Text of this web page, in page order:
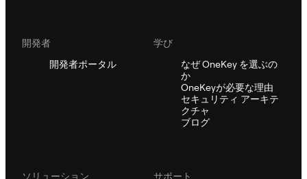
開発者
開発者ポータル
学び
なぜ OneKey を選ぶの
か
OneKeyが必要な理由
セキュリティ アーキテ
クチャ
ブログ
ソリューション サポート